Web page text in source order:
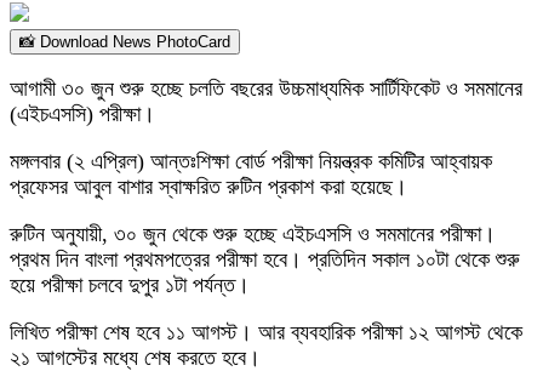
📸 Download News PhotoCard
আগামী ৩০ জুন শুরু হচ্ছে চলতি বছরের উচ্চমাধ্যমিক সার্টিফিকেট ও সমমানের
(এইচএসসি) পরীক্ষা।
মঙ্গলবার (২ এপ্রিল) আন্তঃশিক্ষা বোর্ড পরীক্ষা নিয়ন্ত্রক কমিটির আহ্বায়ক
প্রফেসর আবুল বাশার স্বাক্ষরিত রুটিন প্রকাশ করা হয়েছে।‌
রুটিন অনুযায়ী, ৩০ জুন থেকে শুরু হচ্ছে এইচএসসি ও সমমানের পরীক্ষা।
প্রথম দিন বাংলা প্রথমপত্রের পরীক্ষা হবে। প্রতিদিন সকাল ১০টা থেকে শুরু
হয়ে পরীক্ষা চলবে দুপুর ১টা পর্যন্ত।
লিখিত পরীক্ষা শেষ হবে ১১ আগস্ট। আর ব্যবহারিক পরীক্ষা ১২ আগস্ট থেকে
২১ আগস্টের মধ্যে শেষ করতে হবে।